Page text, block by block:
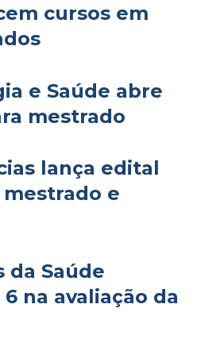
cursos em
e Saúde abre
mestrado
lança edital
e
da Saúde
na avaliação da